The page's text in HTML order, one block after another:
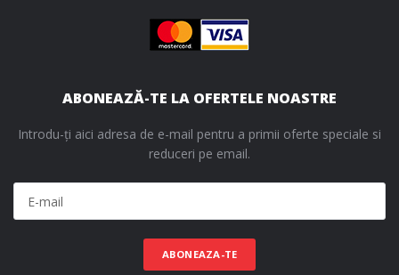
ABONEAZĂ-TE LA OFERTELE NOASTRE
Introdu-ți aici adresa de e-mail pentru a primii oferte speciale si
reduceri pe email.
ABONEAZA-TE